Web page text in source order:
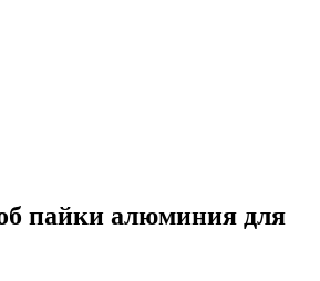
пайки алюминия для